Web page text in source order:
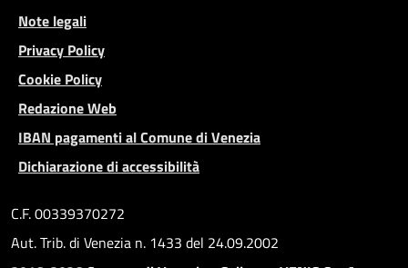
Note legali
Privacy Policy
Cookie Policy
Redazione Web
IBAN pagamenti al Comune di Venezia
Dichiarazione di accessibilità
C.F. 00339370272
Aut. Trib. di Venezia n. 1433 del 24.09.2002